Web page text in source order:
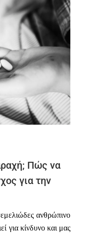
Πώς να
για την
ανθρώπινο
για κίνδυνο και μας